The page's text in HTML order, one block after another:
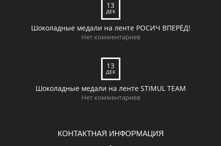
13
ДЕК
Шоколадные медали на ленте РОСИЧ ВПЕРЁД!
Нет комментариев
13
ДЕК
Шоколадные медали на ленте STIMUL TEAM
Нет комментариев
КОНТАКТНАЯ ИНФОРМАЦИЯ